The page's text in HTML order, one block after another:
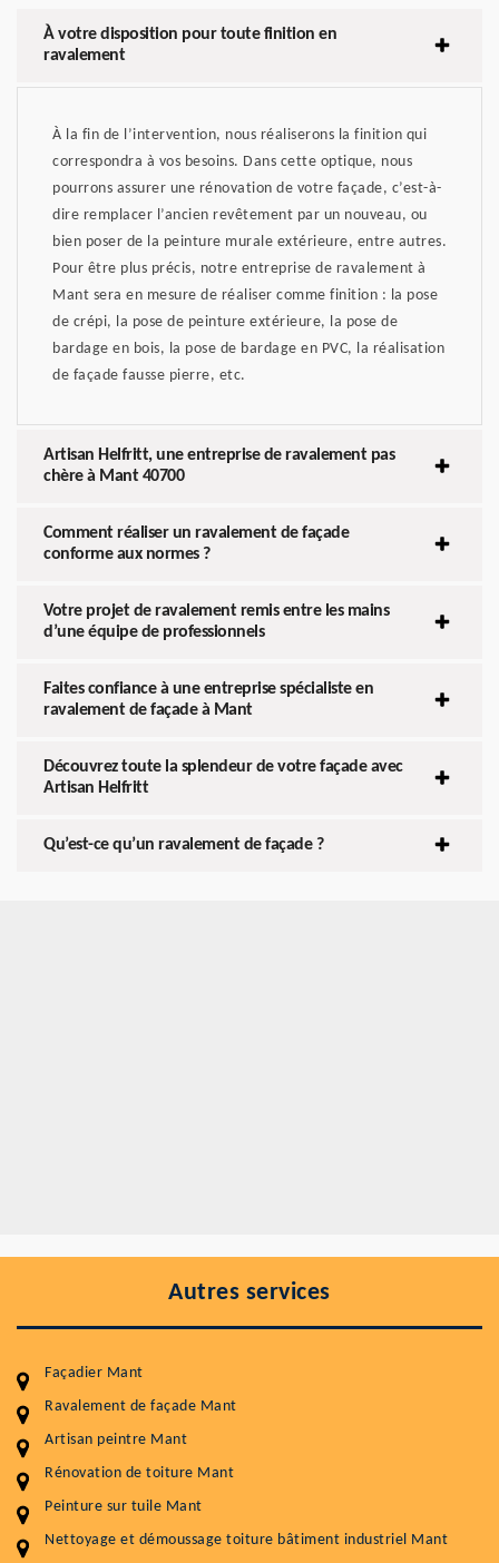
À votre disposition pour toute finition en
ravalement
À la fin de l’intervention, nous réaliserons la finition qui
correspondra à vos besoins. Dans cette optique, nous
pourrons assurer une rénovation de votre façade, c’est-à-
dire remplacer l’ancien revêtement par un nouveau, ou
bien poser de la peinture murale extérieure, entre autres.
Pour être plus précis, notre entreprise de ravalement à
Mant sera en mesure de réaliser comme finition : la pose
de crépi, la pose de peinture extérieure, la pose de
bardage en bois, la pose de bardage en PVC, la réalisation
de façade fausse pierre, etc.
Artisan Helfritt, une entreprise de ravalement pas
chère à Mant 40700
Comment réaliser un ravalement de façade
conforme aux normes ?
Votre projet de ravalement remis entre les mains
d’une équipe de professionnels
Faites confiance à une entreprise spécialiste en
ravalement de façade à Mant
Découvrez toute la splendeur de votre façade avec
Artisan Helfritt
Qu’est-ce qu’un ravalement de façade ?
Autres services
Façadier Mant
Ravalement de façade Mant
Artisan peintre Mant
Rénovation de toiture Mant
Peinture sur tuile Mant
Nettoyage et démoussage toiture bâtiment industriel Mant
Entretenir votre toiture, c'est préserver sa
durabilité
Plus de 15 ans d'expérience en couverture et facade
Service